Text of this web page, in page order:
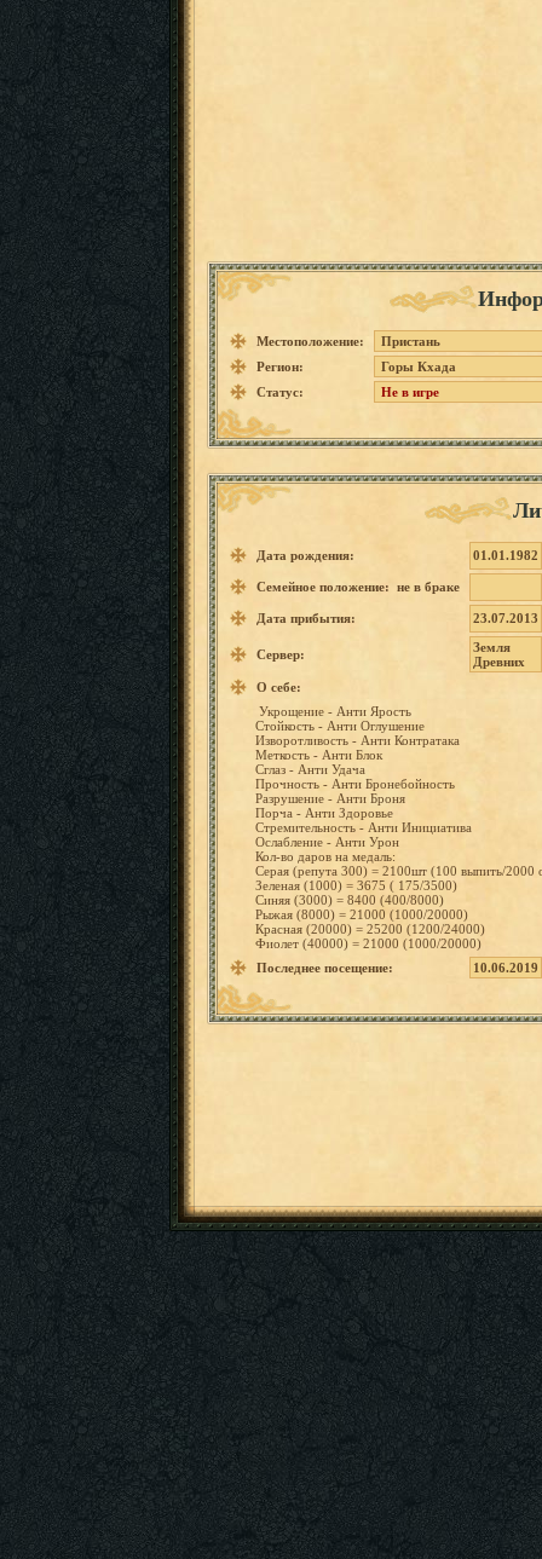
Местоположение:
Пристань
Регион:
Горы Кхада
Статус:
Не в игре
Дата рождения: 01.01.1982
Семейное положение: не в браке
Дата прибытия: 23.07.2013
Сервер:
Земля
Древних
О себе:
Укрощение - Анти Ярость
Стойкость - Анти Оглушение
Изворотливость - Анти Контратака
Меткость - Анти Блок
Сглаз - Анти Удача
Прочность - Анти Бронебойность
Разрушение - Анти Броня
Порча - Анти Здоровье
Стремительность - Анти Инициатива
Ослабление - Анти Урон
Кол-во даров на медаль:
Серая (репута 300) = 2100шт (100 выпить/2000
Зеленая (1000) = 3675 ( 175/3500)
Синяя (3000) = 8400 (400/8000)
Рыжая (8000) = 21000 (1000/20000)
Красная (20000) = 25200 (1200/24000)
Фиолет (40000) = 21000 (1000/20000)
Последнее посещение:
10.06.2019